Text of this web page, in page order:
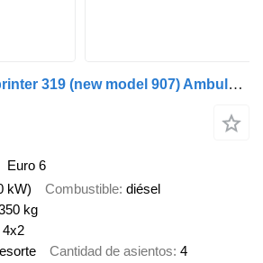
Mercedes-Benz Sprinter 319 (new model 907) AmbulanzMobile
Euro 6
kW) Combustible diésel
kg
4x2
Cantidad de asientos 4